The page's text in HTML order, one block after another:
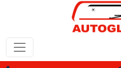
Zum Inhalt springen
Hauptnavigation